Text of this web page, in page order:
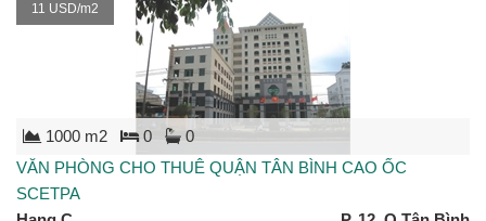
1000 m2 0 0
11 USD/m2
VĂN PHÒNG CHO THUÊ QUẬN TÂN BÌNH CAO ỐC
SCETPA